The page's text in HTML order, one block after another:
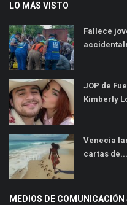
LO MÁS VISTO
Fallece
JOP de
Kimberly
Venecia
cartas de...
MEDIOS DE COMUNICACIÓN